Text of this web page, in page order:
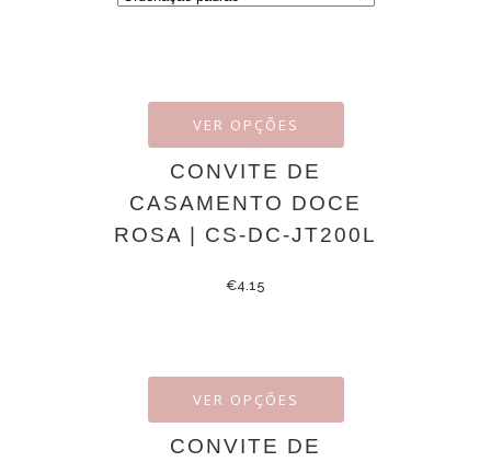
VER OPÇÕES
CONVITE DE
CASAMENTO DOCE
ROSA | CS-DC-JT200L
€4.15
VER OPÇÕES
CONVITE DE